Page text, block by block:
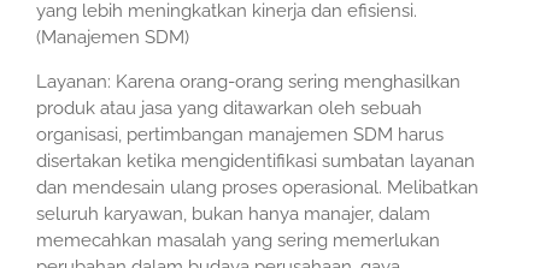
yang lebih meningkatkan kinerja dan efisiensi.
(Manajemen SDM)
Layanan: Karena orang-orang sering menghasilkan
produk atau jasa yang ditawarkan oleh sebuah
organisasi, pertimbangan manajemen SDM harus
disertakan ketika mengidentifikasi sumbatan layanan
dan mendesain ulang proses operasional. Melibatkan
seluruh karyawan, bukan hanya manajer, dalam
memecahkan masalah yang sering memerlukan